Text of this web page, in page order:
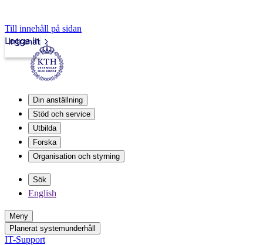
Till innehåll på sidan
Intranät
Logga in
Din anställning
Stöd och service
Utbilda
Forska
Organisation och styrning
Sök
English
Meny
Planerat systemunderhåll
IT-Support